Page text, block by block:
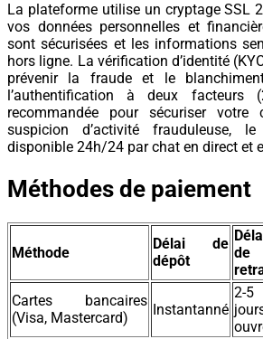
La plateforme utilise un cryptage SSL
vos données personnelles et
sont sécurisées et les informations
hors ligne. La vérification d’identité
prévenir la fraude et le
l’authentification à deux facteurs
recommandée pour sécuriser
suspicion d’activité frauduleuse,
disponible 24h/24 par chat en direct et
Méthodes de paiement
Méthode
Délai de
dépôt
de
Cartes bancaires
(Visa, Mastercard)
Instantanné
2-5